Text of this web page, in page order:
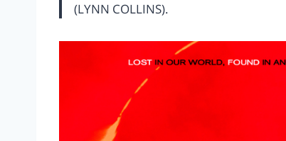
(LYNN COLLINS).